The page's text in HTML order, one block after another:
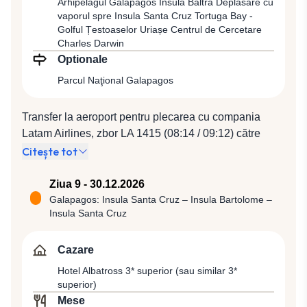
Arhipelagul Galapagos Insula Baltra Deplasare cu
vaporul spre Insula Santa Cruz Tortuga Bay -
Golful Țestoaselor Uriașe Centrul de Cercetare
Charles Darwin
Optionale
Parcul Naţional Galapagos
Transfer la aeroport pentru plecarea cu compania
Latam Airlines, zbor LA 1415 (08:14 / 09:12) către
Galapagos, arhipelag format din 13 insule principale
american, care, împreună, cumulează aprox. 50.000
km² de ocean. Acest arhipelag este un loc unic în
lume, faimos datorită bogăţiei faunei sălbatice de o
Darwin, materializate în Teoria Selecţiei Naturale.
După aterizarea pe Insula Baltra vom fi conduşi în
zona de tranzit unde vom prezenta paşapoartele şi
vom achita taxa de 200 usd/pers. pentru intrarea în
Citește tot
Ziua 9 - 30.12.2026
Galapagos: Insula Santa Cruz – Insula Bartolome –
Insula Santa Cruz
Cazare
Hotel Albatross 3* superior (sau similar 3*
superior)
Mese